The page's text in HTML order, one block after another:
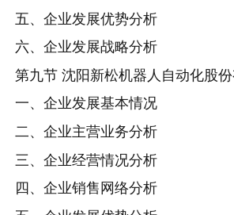
五、企业发展优势分析
六、企业发展战略分析
第九节 沈阳新松机器人自动化股份
一、企业发展基本情况
二、企业主营业务分析
三、企业经营情况分析
四、企业销售网络分析